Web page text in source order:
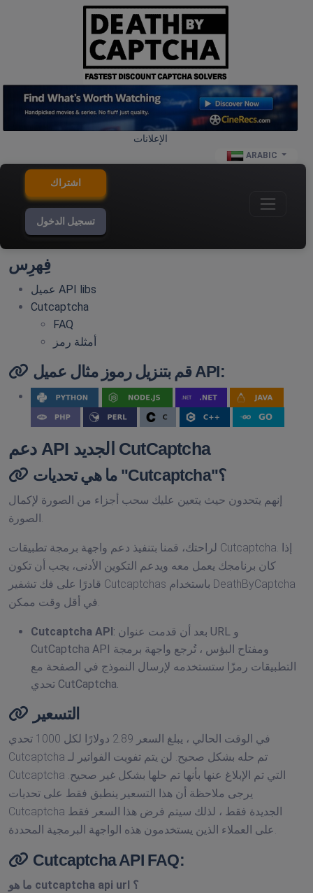
الإعلانات
ARABIC
اشتراك
تسجيل الدخول
فِهرِس
عميل API libs
Cutcaptcha
FAQ
أمثلة رمز
قم بتنزيل رموز مثال عميل API:
دعم API الجديد CutCaptcha
ما هي تحديات "Cutcaptcha"؟
إنهم يتحدون حيث يتعين عليك سحب أجزاء من الصورة لإكمال
الصورة.
لراحتك، قمنا بتنفيذ دعم واجهة برمجة تطبيقات Cutcaptcha. إذا
كان برنامجك يعمل معه ويدعم التكوين الأدنى، يجب أن تكون
قادرًا على فك تشفير Cutcaptchas باستخدام DeathByCaptcha
في أقل وقت ممكن.
Cutcaptcha API: بعد أن قدمت عنوان URL و
CutCaptcha API ومفتاح البؤس ، تُرجع واجهة برمجة
التطبيقات رمزًا ستستخدمه لإرسال النموذج في الصفحة مع
تحدي CutCaptcha.
التسعير
في الوقت الحالي ، يبلغ السعر 2.89 دولارًا لكل 1000 تحدي
Cutcaptcha تم حله بشكل صحيح. لن يتم تفويت الفواتير لـ
Cutcaptcha التي تم الإبلاغ عنها بأنها تم حلها بشكل غير صحيح.
يرجى ملاحظة أن هذا التسعير ينطبق فقط على تحديات
Cutcaptcha الجديدة فقط ، لذلك سيتم فرض هذا السعر فقط
على العملاء الذين يستخدمون هذه الواجهة البرمجية المحددة.
Cutcaptcha API FAQ:
cutcaptcha api url ؟